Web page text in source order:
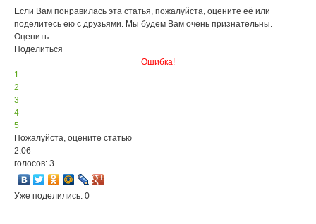
Если Вам понравилась эта статья, пожалуйста, оцените её или
поделитесь ею с друзьями. Мы будем Вам очень признательны.
Оценить
Поделиться
Ошибка!
1
2
3
4
5
Пожалуйста, оцените статью
2.06
голосов: 3
Уже поделились: 0